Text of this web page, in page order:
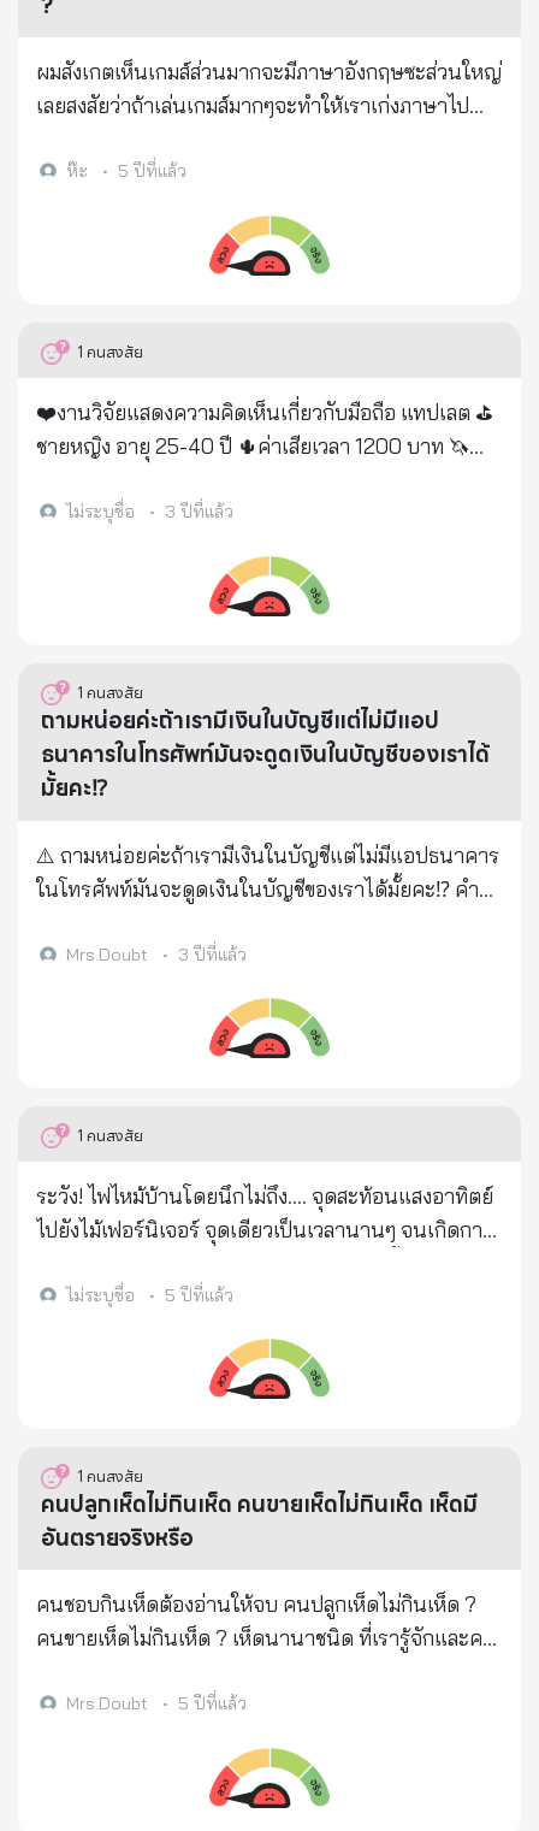
ลูกให้จ่าฝูงแล้ว...มองดูลูก...ถูกพาไป จนลับสายตาแล้ว..
แน่ใจว่า...ลูกปลอดภัยแล้ว... > จึงหลับตา...แล้วหล่นลง
เพราะที่เบ้าตาลิง...มีหยดน้ำตาใส ๆ. กำลังไหลริน... >
ยอมออกล่าสัตว์อีกเลยตลอดชีวิต.. > และภาพความรักที่
ยิ่งใหญ่..ของแม่ลิง...ที่มีต่อลูกน้อย ...... > เป็นแรงบันดาล
แม่...มีต่อลูก พงษ์เทพต้องเผชิญชตากรรมตามสนองคือ
เป็นมะเร็งขั้นรุนแรงที่ตับ ไปผ่าตัดที่ รพ.กรุงเทพ มี
ทรัพย์สินขายเกือบหมด ตอนนี้เหลือบ้านเพียงแห่งเดียวที่
ปากช่องพออยู่อาศัย โรคร้ายปะทุยังไม่หายนอนรอ
วันดับก็น่าสงสาร เพื่อน ๆ วงคาราบาวก็ไปเยี่ยมพร้อม
กัน นี่คือเหตุการณ์ที่เกิดขึ้นจริงครับ
https://youtu.be/U2jGXwBDClk
ผลิตภัณฑ์ D.U.D ได้ระบุสรรพคุณของผลิตภัณฑ์ว่า
ผลิตภัณฑ์ดังกล่าวสามารถฟื้นฟู คืนความอ่อนเยาว์ให้แก่
ใน 3 เดือน และกล่าวอ้างว่า เจ้าของผลิตภัณฑ์ดัง
ผมสังเกตเห็นเกมส์ส่วนมากจะมีภาษาอังกฤษซะส่วนใหญ่
เลยสงสัยว่าถ้าเล่นเกมส์มากๆจะทำให้เราเก่งภาษาไป
ห๊ะ • 5 ปีที่แล้ว
1 คนสงสัย
❤️งานวิจัยแสดงความคิดเห็นเกี่ยวกับมือถือ แทปเลต ⛳️
ชายหญิง อายุ 25-40 ปี 🌵ค่าเสียเวลา 1200 บาท 🦄
เพิ่มเติม ชื่อ อายุ อาชีพ มือถือ/แทปเลตที่ใช้ รูปถ่าย เบอร์
ไม่ระบุชื่อ • 3 ปีที่แล้ว
1 คนสงสัย
ถามหน่อยค่ะถ้าเรามีเงินในบัญชีแต่ไม่มีแอป
ธนาคารในโทรศัพท์มันจะดูดเงินในบัญชีของเราได้
มั้ยคะ⁉️
⚠️ ถามหน่อยค่ะถ้าเรามีเงินในบัญชีแต่ไม่มีแอปธนาคาร
ในโทรศัพท์มันจะดูดเงินในบัญชีของเราได้มั้ยคะ⁉️ คำ
เลขโทรศัพท์มือถือ ให้เขาไป เขาจะไปเปิดบัญชี wallet
ออกไป เข้าบัญชี wallet ‼️ วิธีการคนร้าย 1. คนร้ายจะเข้า
มาทำทีเป็นลูกค้าขอซื้อของออนไลน์ และขอเลขบัตร
บัตรประชาชนของผู้เสียหาย 2. คนร้ายจะนำเอาข้อมูล
อิเล็กทรอนิกส์ (E-Wallet) ขึ้นมาใหม่ และตั้งค่าบัญชี E-
Wallet ให้เชื่อมกับบัญชีธนาคารผู้เสียหาย 3. หลังจาก
ในทำนองว่า "คุณต้องการที่จะให้บัญชีธนาคารของคุณ
เตือนมีข้อความค่อนข้างยาว ทำให้ผู้เสียหายหลายรายไม่
อยากอ่าน และมองว่าไม่น่าจะมีอันตรายอะไรเกิดขึ้น 4.
Banking การเชื่อมระหว่างบัญชี Mobile Banking ของผู้
เสียหาย กับบัญชี E-Wallet ของคนร้ายก็จะสมบูรณ์ ดัง
นั้น จึงทำให้คนร้ายสามารถยักย้ายถ่ายโอนเงินออกจาก
Banking ไปยังบัญชี E-Wallet ของคนร้ายจนหมด
ภายในเวลาไม่กี่นาทีนั่นเอง จึงขอเตือนให้ทุกคน
มีการแจ้งเตือนเข้ามาในโทรศัพท์ โดยเฉพาะที่เกี่ยวกับ
ละเอียด หากอ่านแล้วไม่เข้าใจก็ยังไม่ต้องตอบตกลง
เพราะไม่แน่ว่าการแตะหน้าจอเพียงครั้งเดียว อาจจะ
Mrs.Doubt • 3 ปีที่แล้ว
1 คนสงสัย
ระวัง! ไฟไหม้บ้านโดยนึกไม่ถึง.... จุดสะท้อนแสงอาทิตย์
ไปยังไม้เฟอร์นิเจอร์ จุดเดียวเป็นเวลานานๆ จนเกิดการ
ไหน ไม่งั้นเกิดโศกนาฏกรรมแน่ๆ.... (เกิดเหตุช่วงก่อน
ไม่ระบุชื่อ • 5 ปีที่แล้ว
1 คนสงสัย
คนปลูกเห็ดไม่กินเห็ด คนขายเห็ดไม่กินเห็ด เห็ดมี
อันตรายจริงหรือ
คนชอบกินเห็ดต้องอ่านให้จบ คนปลูกเห็ดไม่กินเห็ด ?
คนขายเห็ดไม่กินเห็ด ? เห็ดนานาชนิด ที่เรารู้จักและคน
ประโยชน์ที่มีอยู่ในเห็ดมากมาย แต่เราไม่เคยรู้ถึง....ผล
โรงเพาะเห็ดหรือเห็ดทั้งหมด แต่เราจะแน่ใจได้อย่างไร
ว่า เห็ดชนิดใดที่ปลอดภัย จึงอยากให้ทุกคนโปรด
Mrs.Doubt • 5 ปีที่แล้ว